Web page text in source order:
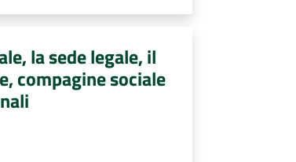
la sede legale, il
compagine sociale